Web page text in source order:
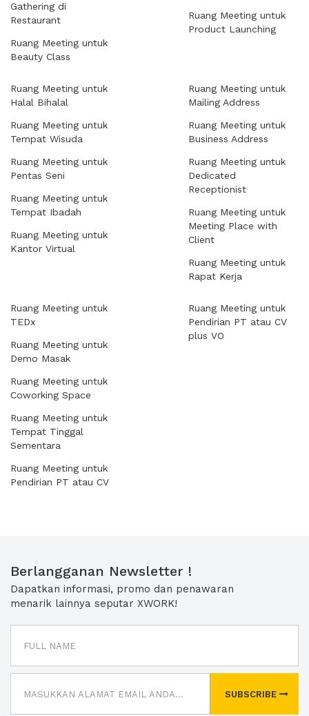
Gathering di
Restaurant
Ruang Meeting untuk
Beauty Class
Ruang Meeting untuk
Product Launching
Ruang Meeting untuk
Halal Bihalal
Ruang Meeting untuk
Tempat Wisuda
Ruang Meeting untuk
Pentas Seni
Ruang Meeting untuk
Tempat Ibadah
Ruang Meeting untuk
Kantor Virtual
Ruang Meeting untuk
Mailing Address
Ruang Meeting untuk
Business Address
Ruang Meeting untuk
Dedicated
Receptionist
Ruang Meeting untuk
Meeting Place with
Client
Ruang Meeting untuk
Rapat Kerja
Ruang Meeting untuk
TEDx
Ruang Meeting untuk
Demo Masak
Ruang Meeting untuk
Coworking Space
Ruang Meeting untuk
Tempat Tinggal
Sementara
Ruang Meeting untuk
Pendirian PT atau CV
Ruang Meeting untuk
Pendirian PT atau CV
plus VO
Berlangganan Newsletter !
Dapatkan informasi, promo dan penawaran
menarik lainnya seputar XWORK!
SUBSCRIBE